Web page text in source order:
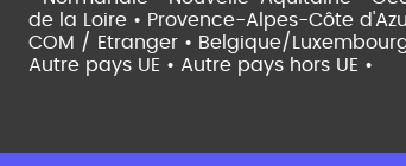
de la Loire • Provence-Alpes-Côte
COM / Etranger • Belgique/
Autre pays UE • Autre pays hors UE •